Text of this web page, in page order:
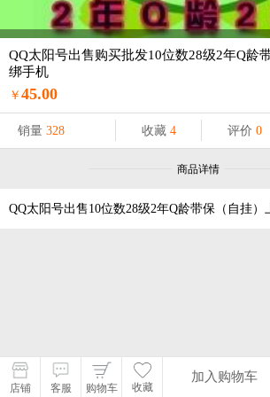
QQ太阳号出售购买批发10位数28级2年Q龄
绑手机
￥ 45.00
销量 328 收藏 4 评价 0
加入购物车
商品详情
QQ太阳号出售10位数28级2年Q龄带保（自挂）
店铺 客服 购物车 收藏
加入购物车